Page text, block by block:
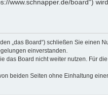
www.schnapper.de/board“)
„das Board“) schließen Sie einen
einverstanden.
das Board nicht weiter nutzen. Für
beiden Seiten ohne Einhaltung